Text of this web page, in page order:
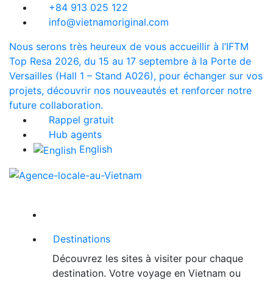
+84 913 025 122
info@vietnamoriginal.com
Nous serons très heureux de vous accueillir à l’IFTM
Top Resa 2026, du 15 au 17 septembre à la Porte de
Versailles (Hall 1 – Stand A026), pour échanger sur vos
projets, découvrir nos nouveautés et renforcer notre
future collaboration.
Rappel gratuit
Hub agents
English
Destinations
Découvrez les sites à visiter pour chaque
destination. Votre voyage en Vietnam ou